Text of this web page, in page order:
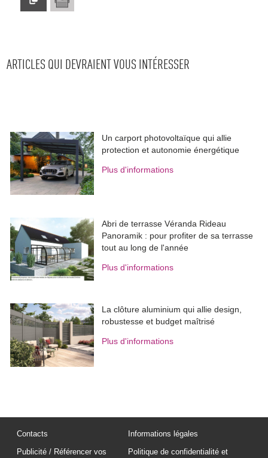
ARTICLES QUI DEVRAIENT VOUS INTÉRESSER
Un carport photovoltaïque qui allie
protection et autonomie énergétique
Plus d'informations
Abri de terrasse Véranda Rideau
Panoramik : pour profiter de sa terrasse
tout au long de l'année
Plus d'informations
La clôture aluminium qui allie design,
robustesse et budget maîtrisé
Plus d'informations
Contacts
Publicité / Référencer vos
Informations légales
Politique de confidentialité et